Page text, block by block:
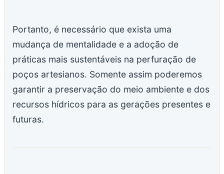
Portanto, é necessário que exista uma
mudança de mentalidade e a adoção de
práticas mais sustentáveis na perfuração de
poços artesianos. Somente assim poderemos
garantir a preservação do meio ambiente e dos
recursos hídricos para as gerações presentes e
futuras.